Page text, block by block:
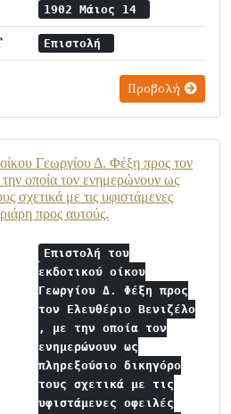
1902 Μάιος 14
Επιστολή
Προβολή
Γεωργίου Δ. Φέξη προς τον
οποία τον ενημερώνουν ως
σχετικά με τις υφιστάμενες
προς αυτούς.
Επιστολή του
εκδοτικού οίκου
Γεωργίου Δ. Φέξη προς
τον Ελευθέριο Βενιζέλο
, με την οποία τον
ενημερώνουν ως
πληρεξούσιο δικηγόρο
τους σχετικά με τις
υφιστάμενες οφειλές